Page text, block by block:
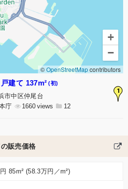
+
−
©OpenStreetMapcontributors
1
建て 137m² (初)
市中区仲尾台
庁
1660 12
販売価格
85m² (58.3万円／m²)